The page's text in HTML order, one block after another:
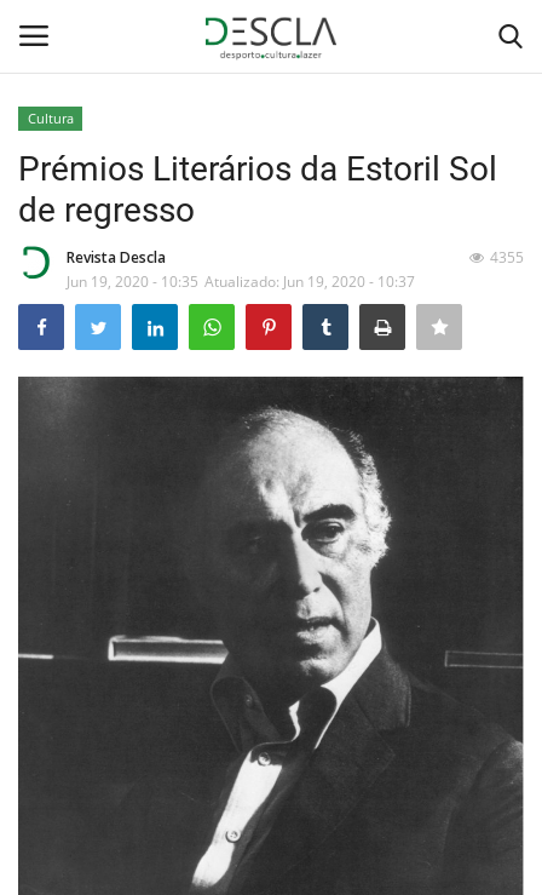
Home
...by Descla
Desporto
Contactos
Saúde
Cultura
Prémios Literários da Estoril Sol
de regresso
Revista Descla
Jun 19, 2020 - 10:35 Atualizado: Jun 19, 2020 - 10:37
4355